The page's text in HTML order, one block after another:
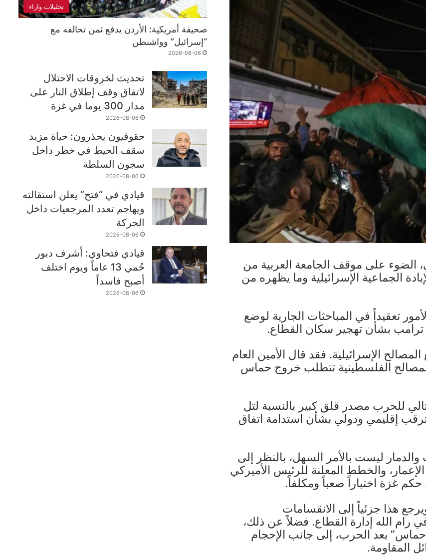
الضوء على موقف الجامعة العربية من
الجماعية الإسرائيلية وما يظهره من
تعقيداً في المباحثات الجارية لوضع
ترامب بشأن تهجير سكان القطاع.
الإسرائيلية. فقد قال الأمين العام
الفلسطينية تتطلب خروج حماس
للحرب مصدر قلق كبير بالنسبة لتل
إقليمي ودولي بشأن استدامة اتفاق
ليست بالأمر السهل، بالنظر إلى
الإعمار، والخطط المعلنة للرئيس الأميركي
غزة اختباراً صعباً ومكلفاً.
هذا جزئياً إلى الانقسامات
رام الله إدارة القطاع. فضلاً عن ذلك،
بعد الحرب، إلى جانب الإحجام
المقاومة.
تحليلات واراء
صحيفة أمريكية: الأردن يدفع ثمن تحالفه مع
“إسرائيل” وواشنطن
2026-08-06
تحديث لخروقات الاحتلال
لاتفاق وقف إطلاق النار على
مدار 300 يوما في غزة
2026-08-06
حقوقيون يحذرون: حياة مزيد
سقف الحيط في خطر داخل
سجون السلطة
2026-08-06
قيادي في “فتح” يعلن استقالته
ويهاجم تعدد المرجعيات داخل
الحركة
2026-08-06
قيادي فتحاوي: أشرف دبور
حُمي 13 عاماً ويوم اختلف
أصبح فاسداً
2026-08-06